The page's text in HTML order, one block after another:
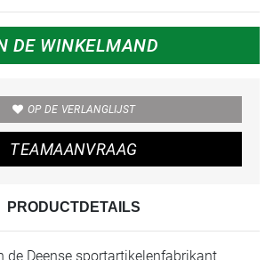
DE WINKELMAND
OP DE VERLANGLIJST
TEAMAANVRAAG
PRODUCTDETAILS
de Deense sportartikelenfabrikant